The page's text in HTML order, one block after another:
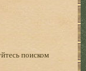
поиском